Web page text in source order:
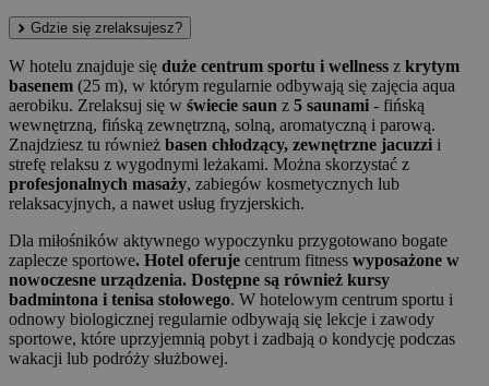
Gdzie się zrelaksujesz?
W hotelu znajduje się duże centrum sportu i wellness z krytym
basenem (25 m), w którym regularnie odbywają się zajęcia aqua
aerobiku. Zrelaksuj się w świecie saun z 5 saunami - fińską
wewnętrzną, fińską zewnętrzną, solną, aromatyczną i parową.
Znajdziesz tu również basen chłodzący, zewnętrzne jacuzzi i
strefę relaksu z wygodnymi leżakami. Można skorzystać z
profesjonalnych masaży, zabiegów kosmetycznych lub
relaksacyjnych, a nawet usług fryzjerskich.
Dla miłośników aktywnego wypoczynku przygotowano bogate
zaplecze sportowe. Hotel oferuje centrum fitness wyposażone w
nowoczesne urządzenia. Dostępne są również kursy
badmintona i tenisa stołowego. W hotelowym centrum sportu i
odnowy biologicznej regularnie odbywają się lekcje i zawody
sportowe, które uprzyjemnią pobyt i zadbają o kondycję podczas
wakacji lub podróży służbowej.